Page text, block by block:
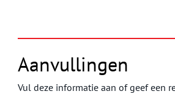
Aanvullingen
Vul deze informatie aan of geef een